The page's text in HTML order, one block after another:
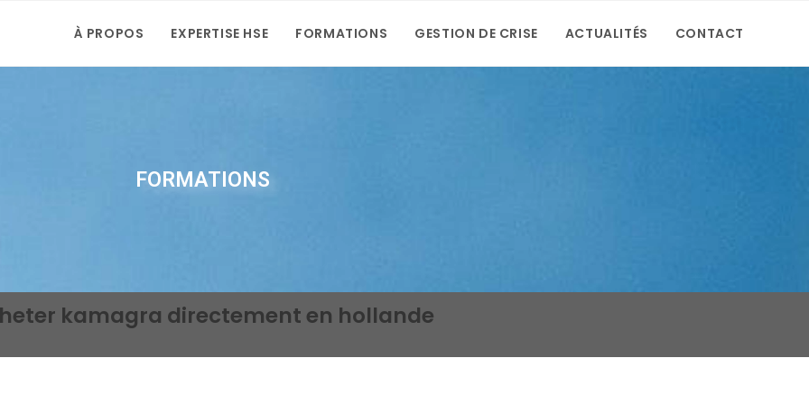
À PROPOS EXPERTISE HSE FORMATIONS GESTION DE CRISE ACTUALITÉS CONTACT
FORMATIONS
kamagra directement en hollande